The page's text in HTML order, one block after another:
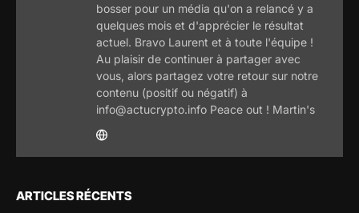
bosser pour un média qu'on a relancé y a
quelques mois et d'apprécier le résultat
actuel. Bravo Laurent et à toute l'équipe !
Au plaisir de continuer à partager avec
vous, alors partagez votre retour sur notre
contenu (positif ou négatif) à
info@actucrypto.info Peace out ! Martin's
ARTICLES RÉCENTS